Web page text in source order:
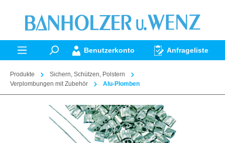
springen
Benutzerkonto Anfrageliste
Produkte
Sichern, Schützen, Polstern
Verplombungen mit Zubehör
Alu-Plomben